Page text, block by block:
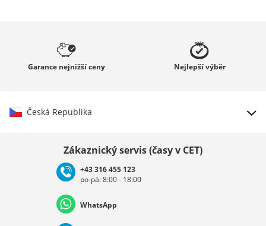
Garance nejnižší ceny Nejlepšívýběr
Česká Republika
Deutschland Österreich
Zákaznický servis (časy v CET)
+43 316 455 123
po-pá: 8:00 - 18:00
WhatsApp